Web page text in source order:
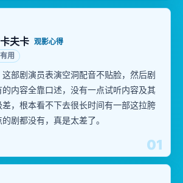
01
夫卡 观影心得
用
部剧演员表演空洞配音不贴脸，然后剧
内容全靠口述，没有一点试听内容及其
，根本看不下去很长时间有一部这拉胯
剧都没有，真是太差了。